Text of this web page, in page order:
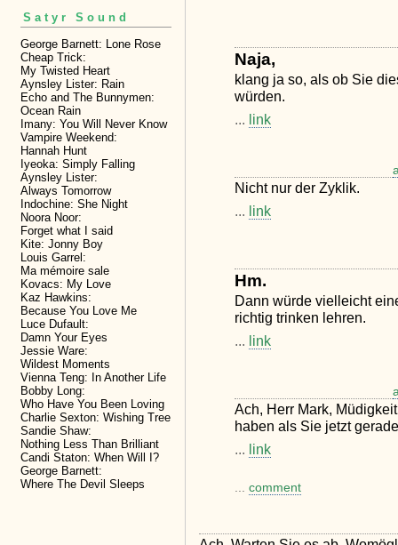
Satyr Sound
George Barnett: Lone Rose
Cheap Trick:
My Twisted Heart
Aynsley Lister: Rain
Echo and The Bunnymen:
Ocean Rain
Imany: You Will Never Know
Vampire Weekend:
Hannah Hunt
Iyeoka: Simply Falling
Aynsley Lister:
Always Tomorrow
Indochine: She Night
Noora Noor:
Forget what I said
Kite: Jonny Boy
Louis Garrel:
Ma mémoire sale
Kovacs: My Love
Kaz Hawkins:
Because You Love Me
Luce Dufault:
Damn Your Eyes
Jessie Ware:
Wildest Moments
Vienna Teng: In Another Life
Bobby Long:
Who Have You Been Loving
Charlie Sexton: Wishing Tree
Sandie Shaw:
Nothing Less Than Brilliant
Candi Staton: When Will I?
George Barnett:
Where The Devil Sleeps
Naja,
klang ja so, als ob Sie
würden.
... link
Nicht nur der Zyklik.
... link
Hm.
Dann würde vielleicht
richtig trinken lehren.
... link
Ach, Herr Mark,
haben als Sie jetzt
... link
... comment